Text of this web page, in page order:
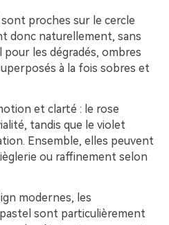
proches sur le cercle
donc naturellement, sans
les dégradés, ombres
à la fois sobres et
et clarté : le rose
tandis que le violet
Ensemble, elles peuvent
ou raffinement selon
modernes, les
sont particulièrement